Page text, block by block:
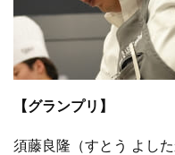
【グランプリ】
須藤良隆（すとう よした